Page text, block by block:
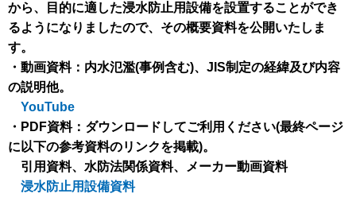
から、目的に適した浸水防止用設備を設置することができ
るようになりましたので、その概要資料を公開いたしま
す。
・動画資料：内水氾濫(事例含む)、JIS制定の経緯及び内容
の説明他。
YouTube
・PDF資料：ダウンロードしてご利用ください(最終ページ
に以下の参考資料のリンクを掲載)。
引用資料、水防法関係資料、メーカー動画資料
浸水防止用設備資料